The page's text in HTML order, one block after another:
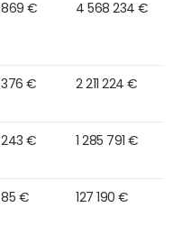
869 € 4 568 234 €
376 € 2 211 224 €
243 € 1 285 791 €
85 € 127 190 €